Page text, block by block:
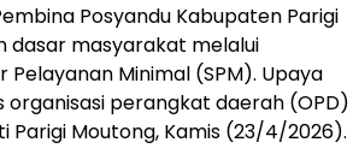
Posyandu Kabupaten Parigi
dasar masyarakat melalui
Minimal (SPM). Upaya
perangkat daerah (OPD)
Parigi Moutong, Kamis (23/4/2026).